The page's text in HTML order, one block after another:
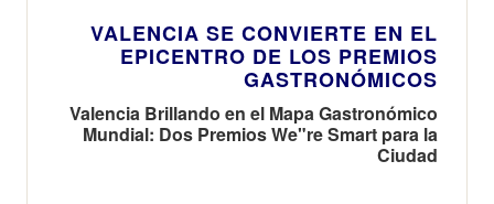
VALENCIA SE CONVIERTE EN EL
EPICENTRO DE LOS PREMIOS
GASTRONÓMICOS
Valencia Brillando en el Mapa Gastronómico
Mundial: Dos Premios We"re Smart para la
Ciudad